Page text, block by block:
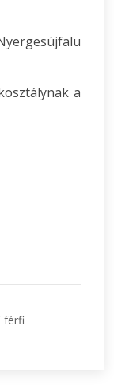
a
férfi